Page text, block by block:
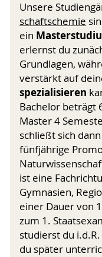
Unsere
schaftschemie
ein
erlernst du
Grundlagen,
verstärkt auf
spezialisieren
Bachelor beträgt
Master 4
schließt sich
fünfjährige
ist eine
Gymnasien,
einer Dauer von
zum 1.
studierst du
du später